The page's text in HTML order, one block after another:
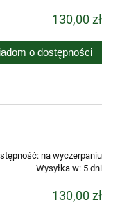
130,00 zł
o dostępności
na wyczerpaniu
Wysyłka w: 5 dni
130,00 zł